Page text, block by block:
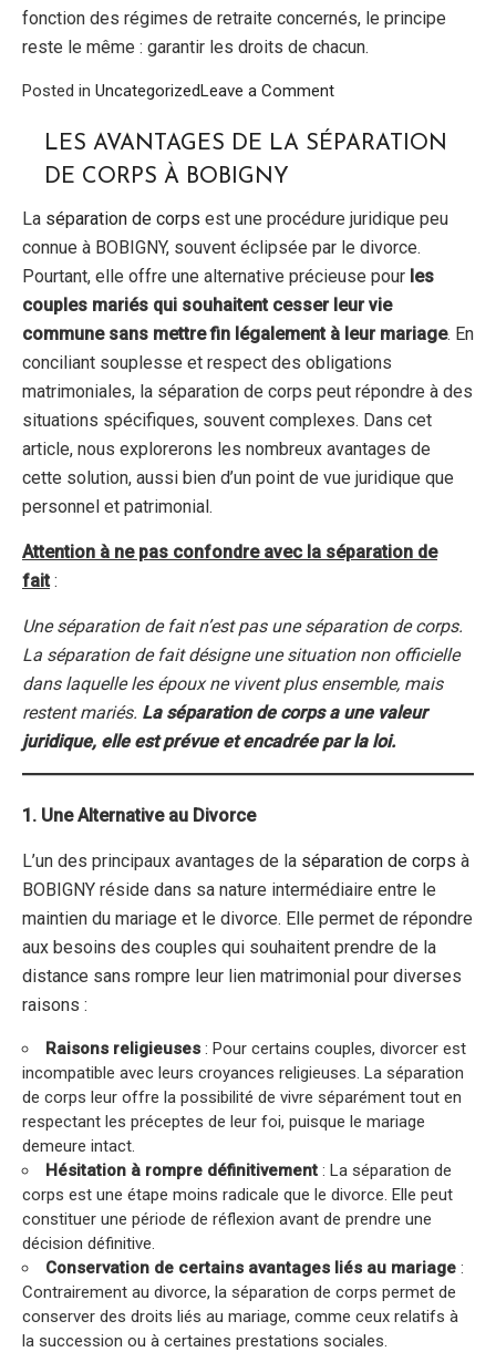
fonction des régimes de retraite concernés, le principe
reste le même : garantir les droits de chacun.
Posted in UncategorizedLeave a Commenton
sont
pensions
de
retraite
lors
d’un
divorce
à
Bobigny
LES AVANTAGES DE LA SÉPARATION
DE CORPS À BOBIGNY
La séparation de corps est une procédure juridique peu
connue à BOBIGNY, souvent éclipsée par le divorce.
Pourtant, elle offre une alternative précieuse pour les
couples mariés qui souhaitent cesser leur vie
commune sans mettre fin légalement à leur mariage. En
conciliant souplesse et respect des obligations
matrimoniales, la séparation de corps peut répondre à des
situations spécifiques, souvent complexes. Dans cet
article, nous explorerons les nombreux avantages de
cette solution, aussi bien d’un point de vue juridique que
personnel et patrimonial.
Attention à ne pas confondre avec la séparation de
fait:
Une séparation de fait n’est pas une séparation de corps.
La séparation de fait désigne une situation non officielle
dans laquelle les époux ne vivent plus ensemble, mais
restent mariés. La séparation de corps a une valeur
juridique, elle est prévue et encadrée par la loi.
1. Une Alternative au Divorce
L’un des principaux avantages de la séparation de corps à
BOBIGNY réside dans sa nature intermédiaire entre le
maintien du mariage et le divorce. Elle permet de répondre
aux besoins des couples qui souhaitent prendre de la
distance sans rompre leur lien matrimonial pour diverses
raisons :
Raisons religieuses : Pour certains couples, divorcer est
incompatible avec leurs croyances religieuses. La séparation
de corps leur offre la possibilité de vivre séparément tout en
respectant les préceptes de leur foi, puisque le mariage
demeure intact.
Hésitation à rompre définitivement : La séparation de
corps est une étape moins radicale que le divorce. Elle peut
constituer une période de réflexion avant de prendre une
décision définitive.
Conservation de certains avantages liés au mariage :
Contrairement au divorce, la séparation de corps permet de
conserver des droits liés au mariage, comme ceux relatifs à
la succession ou à certaines prestations sociales.